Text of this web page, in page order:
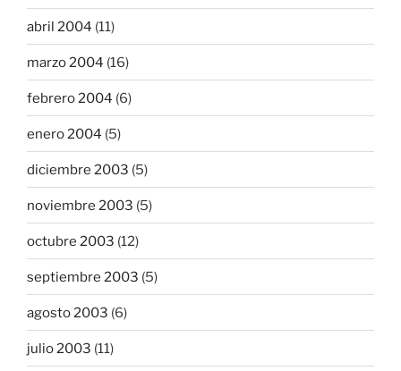
abril 2004 (11)
marzo 2004 (16)
febrero 2004 (6)
enero 2004 (5)
diciembre 2003 (5)
noviembre 2003 (5)
octubre 2003 (12)
septiembre 2003 (5)
agosto 2003 (6)
julio 2003 (11)